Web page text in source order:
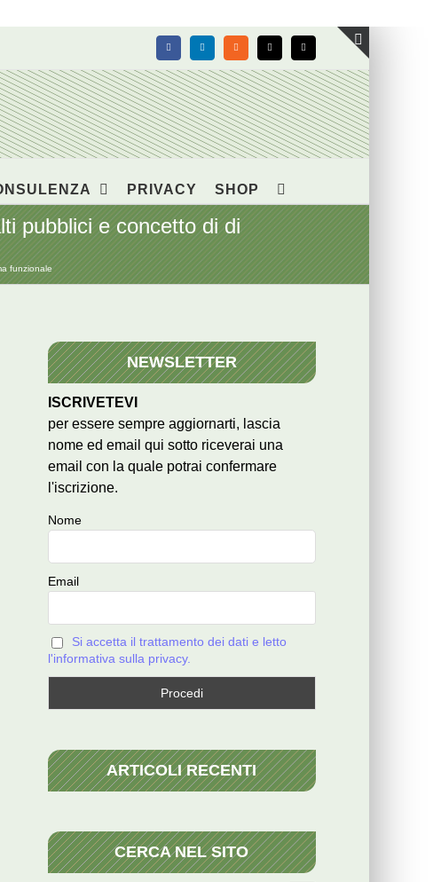
FacebookLinkedIn Rss X Email
PRIVACY SHOP
pubblici e concetto di di
funzionale
NEWSLETTER
ISCRIVETEVI
per essere sempre aggiornarti, lascia
nome ed email qui sotto riceverai una
email con la quale potrai confermare
l'iscrizione.
Nome
Email
Si accetta il trattamento dei dati e letto
l'informativa sulla privacy.
ARTICOLI RECENTI
CERCA NEL SITO
Toggle
area
barra
scorrevole